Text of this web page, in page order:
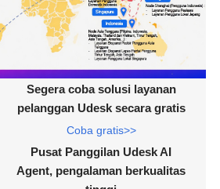
Segera coba solusi layanan
pelanggan Udesk secara gratis
Coba gratis>>
Pusat Panggilan Udesk AI
Agent, pengalaman berkualitas